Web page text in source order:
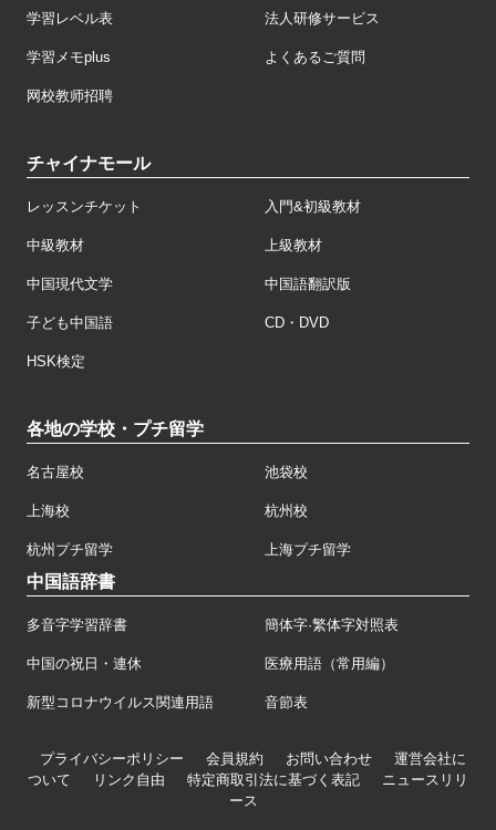
学習レベル表 法人研修サービス
学習メモplus よくあるご質問
网校教师招聘
チャイナモール
レッスンチケット 入門&初級教材
中級教材 上級教材
中国現代文学 中国語翻訳版
子ども中国語 CD・DVD
HSK検定
各地の学校・プチ留学
名古屋校 池袋校
上海校 杭州校
杭州プチ留学 上海プチ留学
中国語辞書
多音字学習辞書 簡体字·繁体字対照表
中国の祝日・連休 医療用語（常用編）
新型コロナウイルス関連用語 音節表
プライバシーポリシー 会員規約 お問い合わせ
運営会社に
ついて
リンク自由 特定商取引法に基づく表記
ニュースリリ
ース